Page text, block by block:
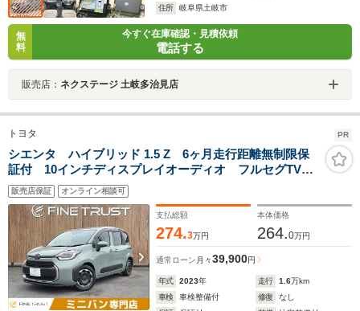
住所
岐阜県土岐市
無
料
今すぐ在庫確認・見積依頼
電話する
販売店： ネクステージ 土岐多治見店
トヨタ PR
シエンタ ハイブリッド 1.5 Z 6ヶ月走行距離無制限保
証付 10インチディスプレイオーディオ フルセグTV
禁煙車 全方位カメラ 両側パワースライドドア
ETC2.0 衝突軽減ブレーキ レーダークルーズコントロ
ール Bluetooth
販売店保証 オンライン相談可
支払総額
274.3万円
本体価格
264.0万円
通常ローン 月々39,900円
年式 2023年 走行 1.6万km
車検
車検整備付 修復
なし